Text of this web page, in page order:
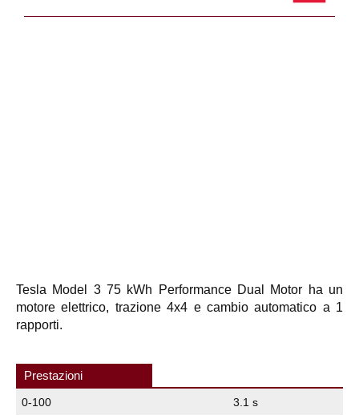
Tesla Model 3 75 kWh Performance Dual Motor ha un
motore elettrico, trazione 4x4 e cambio automatico a 1
rapporti.
Prestazioni
0-100 3.1 s